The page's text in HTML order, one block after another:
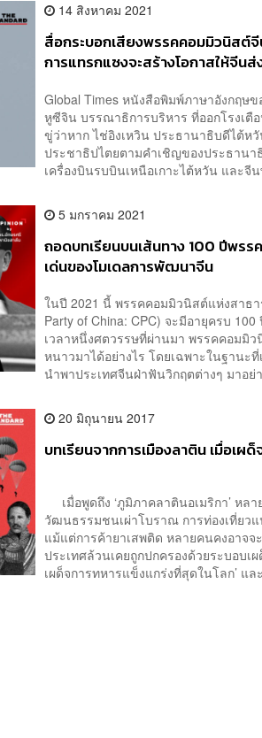
14 สิงหาคม 2021
สื่อกระบอกเสียงพรรคคอมมิวนิสต์
การแทรกแซงจะสร้างโอกาสให้จีน
Global Times หนังสือพิมพ์ภาษาอังกฤษ
หูซีจิน บรรณาธิการบริหาร ที่ออกโรงเตื
ขู่ว่าหาก ไช่อิงเหวิน ประธานาธิบดีไต้ห
ประชาธิปไตยตามคำเชิญของประธานา
เครื่องบินรบบินเหนือเกาะไต้หวัน และ
5 มกราคม 2021
ถอดบทเรียนบนเส้นทาง 100 ปีพร
เด่นของโมเดลการพัฒนาจีน
ในปี 2021 นี้ พรรคคอมมิวนิสต์แห่งสาธ
Party of China: CPC) จะมีอายุครบ
เวลาหนึ่งศตวรรษที่ผ่านมา พรรคคอมมิ
หนาวมาได้อย่างไร โดยเฉพาะในฐานะ
นำพาประเทศจีนฝ่าฟันวิกฤตต่างๆ มาอ
20 มิถุนายน 2017
บทเรียนจากการเมืองลาติน เมื่อเผ
เมื่อพูดถึง ‘ภูมิภาคลาตินอเมริกา’ หล
วัฒนธรรมชนเผ่าโบราณ การท่องเที่ยว
แม้แต่การค้ายาเสพติด หลายคนคงอาจ
ประเทศล้วนเคยถูกปกครองด้วยระบอบเ
เผด็จการทหารแข็งแกร่งที่สุดในโลก’ แ